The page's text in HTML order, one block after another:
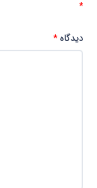
*
دیدگاه*